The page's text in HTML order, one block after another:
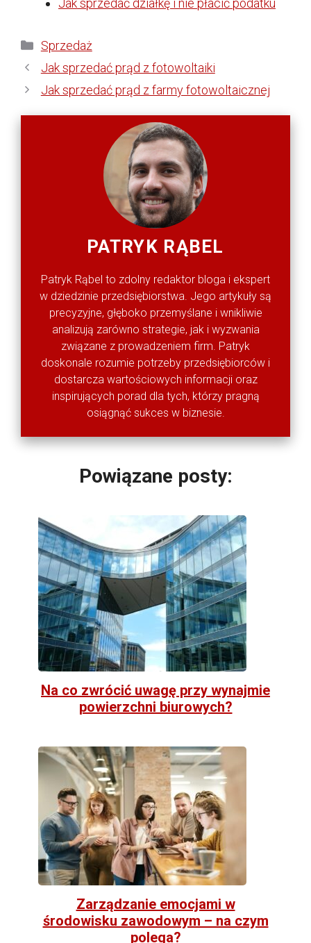
Jak sprzedać działkę i nie płacić podatku
Kategorie
Sprzedaż
Jak sprzedać prąd z fotowoltaiki
Jak sprzedać prąd z farmy fotowoltaicznej
PATRYK RĄBEL
Patryk Rąbel to zdolny redaktor bloga i ekspert
w dziedzinie przedsiębiorstwa. Jego artykuły są
precyzyjne, głęboko przemyślane i wnikliwie
analizują zarówno strategie, jak i wyzwania
związane z prowadzeniem firm. Patryk
doskonale rozumie potrzeby przedsiębiorców i
dostarcza wartościowych informacji oraz
inspirujących porad dla tych, którzy pragną
osiągnąć sukces w biznesie.
Powiązane posty:
Na co zwrócić uwagę przy wynajmie
powierzchni biurowych?
Zarządzanie emocjami w
środowisku zawodowym – na czym
polega?